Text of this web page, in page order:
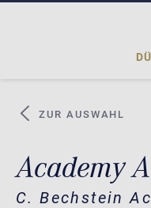
ZUR AUSWAHL
Academy
C. Bechstein